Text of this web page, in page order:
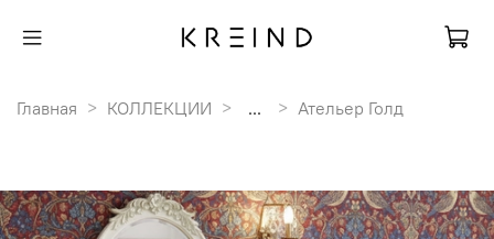
Главная КОЛЛЕКЦИИ ... Ательер Голд